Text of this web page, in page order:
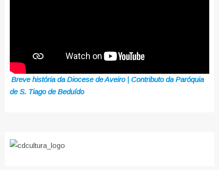
Breve história da Diocese de Aveiro | Contributo da Paróquia
de S. Tiago de Beduído